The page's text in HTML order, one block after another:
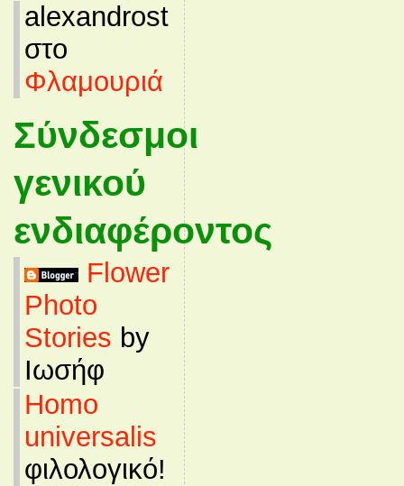
alexandrost
στο
Φλαμουριά
Σύνδεσμοι
γενικού
ενδιαφέροντος
Flower
Photo
Stories by
Ιωσήφ
Homo
universalis
φιλολογικό!